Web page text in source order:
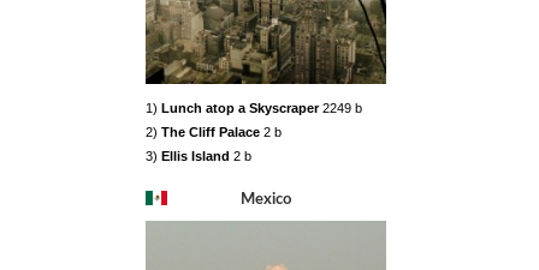
1) Lunch atop a Skyscraper2249 b
2) The Cliff Palace 2 b
3) Ellis Island 2 b
Mexico